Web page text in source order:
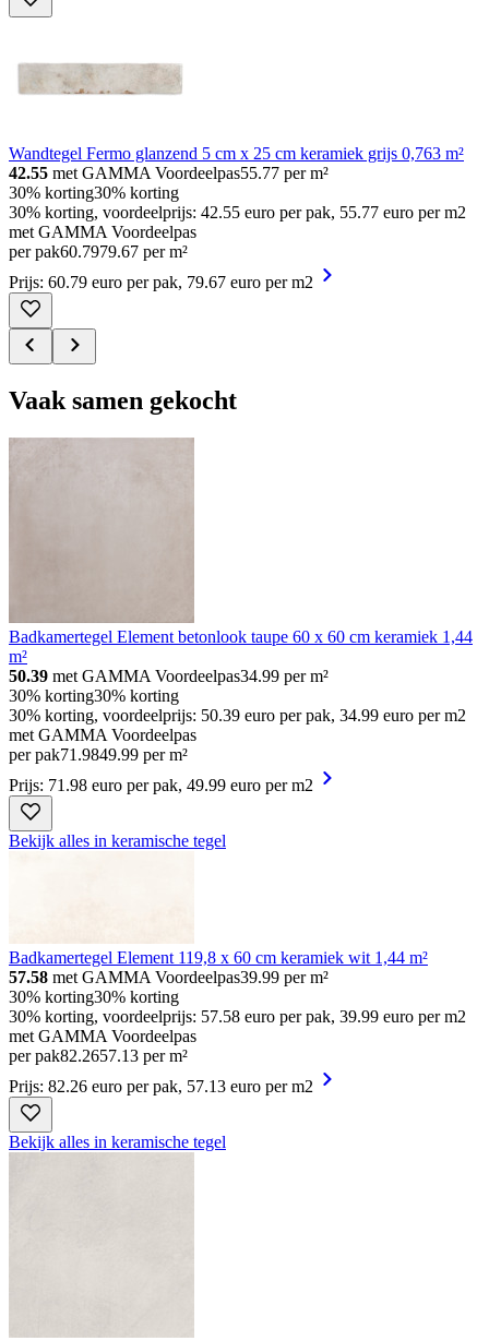
Wandtegel Fermo glanzend 5 cm x 25 cm keramiek grijs 0,763 m²
42.55 met GAMMA Voordeelpas55.77 per m²
30% korting30% korting
30% korting, voordeelprijs: 42.55 euro per pak, 55.77 euro per m2
met GAMMA Voordeelpas
per pak60.7979.67 per m²
Prijs: 60.79 euro per pak, 79.67 euro per m2
Vaak samen gekocht
Badkamertegel Element betonlook taupe 60 x 60 cm keramiek 1,44
m²
50.39 met GAMMA Voordeelpas34.99 per m²
30% korting30% korting
30% korting, voordeelprijs: 50.39 euro per pak, 34.99 euro per m2
met GAMMA Voordeelpas
per pak71 .9849.99 per m²
Prijs: 71.98 euro per pak, 49.99 euro per m2
Bekijk alles in keramische tegel
Badkamertegel Element 119,8 x 60 cm keramiek wit 1,44 m²
57.58 met GAMMA Voordeelpas39.99 per m²
30% korting30% korting
30% korting, voordeelprijs: 57.58 euro per pak, 39.99 euro per m2
met GAMMA Voordeelpas
per pak82.2657.13 per m²
Prijs: 82.26 euro per pak, 57.13 euro per m2
Bekijk alles in keramische tegel